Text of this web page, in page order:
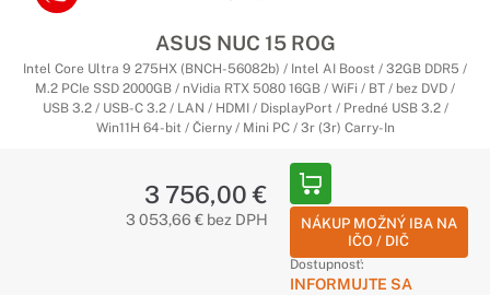
ASUS NUC 15 ROG
Intel Core Ultra 9 275HX (BNCH-56082b) / Intel AI Boost / 32GB DDR5 /
M.2 PCIe SSD 2000GB / nVidia RTX 5080 16GB / WiFi / BT / bez DVD /
USB 3.2 / USB-C 3.2 / LAN / HDMI / DisplayPort / Predné USB 3.2 /
Win11H 64-bit / Čierny / Mini PC / 3r (3r) Carry-In
3 756,00 €
3 053,66 € bez DPH
NÁKUP MOŽNÝ IBA NA
IČO / DIČ
Dostupnosť:
INFORMUJTE SA